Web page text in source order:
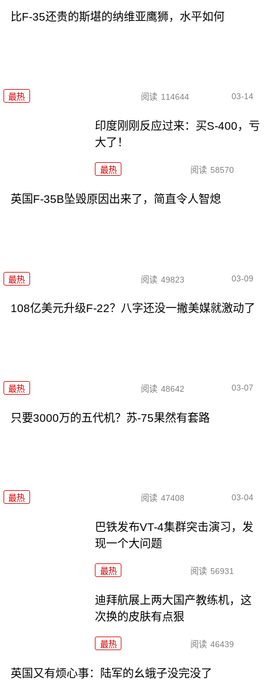
比F-35还贵的斯堪的纳维亚鹰狮，水平如何
最热 阅读 114644 03-14
印度刚刚反应过来：买S-400，亏
大了！
最热 阅读 58570
英国F-35B坠毁原因出来了，简直令人智熄
最热 阅读 49823 03-09
108亿美元升级F-22？八字还没一撇美媒就激动了
最热 阅读 48642 03-07
只要3000万的五代机？苏-75果然有套路
最热 阅读 47408 03-04
巴铁发布VT-4集群突击演习，发
现一个大问题
最热 阅读 56931
迪拜航展上两大国产教练机，这
次换的皮肤有点狠
最热 阅读 46439
英国又有烦心事：陆军的幺蛾子没完没了